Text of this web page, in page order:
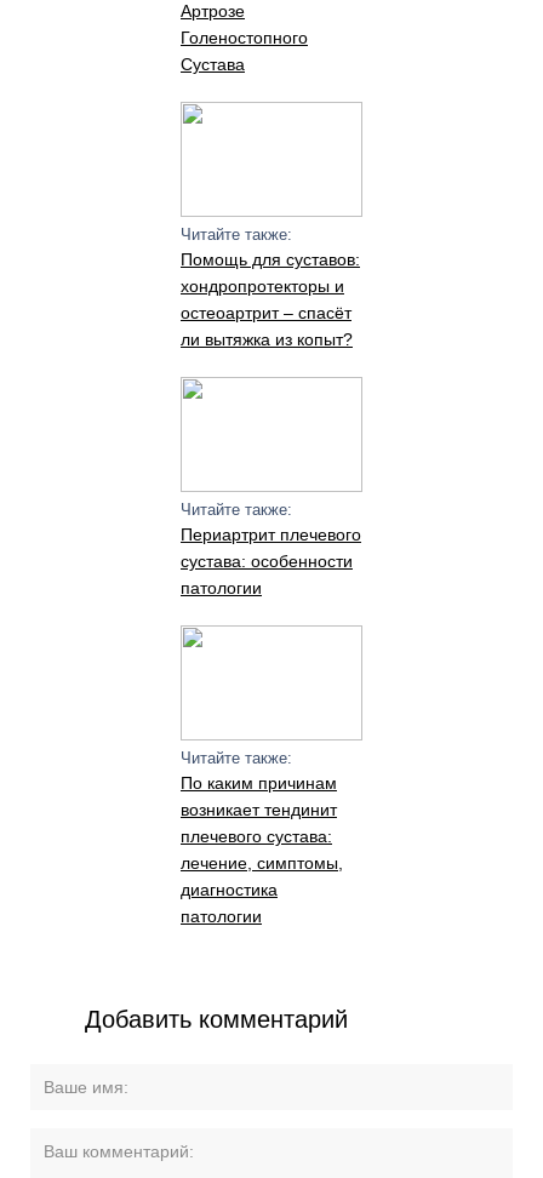
Артрозе
Голеностопного
Сустава
Читайте также:
Помощь для суставов:
хондропротекторы и
остеоартрит – спасёт
ли вытяжка из копыт?
Читайте также:
Периартрит плечевого
сустава: особенности
патологии
Читайте также:
По каким причинам
возникает тендинит
плечевого сустава:
лечение, симптомы,
диагностика
патологии
Добавить комментарий